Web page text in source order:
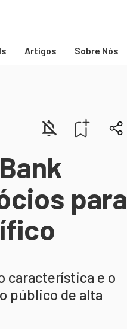
Artigos Sobre Nós
para
característica e o
público de alta